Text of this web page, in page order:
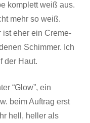
komplett weiß aus.
mehr so weiß.
eher ein Creme-
Schimmer. Ich
der Haut.
“Glow”, ein
beim Auftrag erst
hell, heller als